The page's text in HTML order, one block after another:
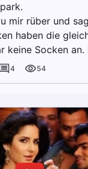
mir rüber und
haben die
keine Socken
4 54